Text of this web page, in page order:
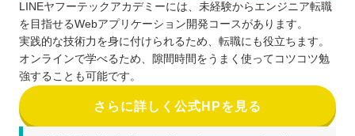
LINEヤフーテックアカデミーには、未経験からエンジニア転職
を目指せるWebアプリケーション開発コースがあります。
実践的な技術力を身に付けられるため、転職にも役立ちます。
オンラインで学べるため、隙間時間をうまく使ってコツコツ勉
強することも可能です。
さらに詳しく公式HPを見る